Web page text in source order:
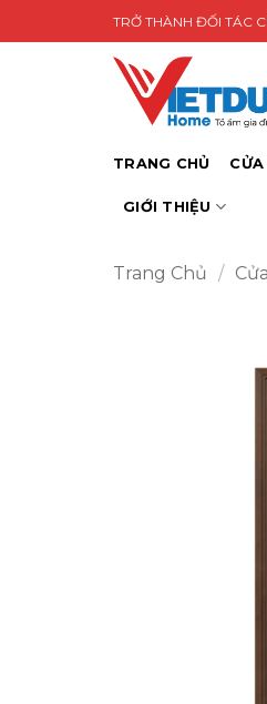
qua
TRỞ THÀNH ĐỐI TÁC
TRANG CHỦ
GIỚI THIỆU
Trang Chủ /